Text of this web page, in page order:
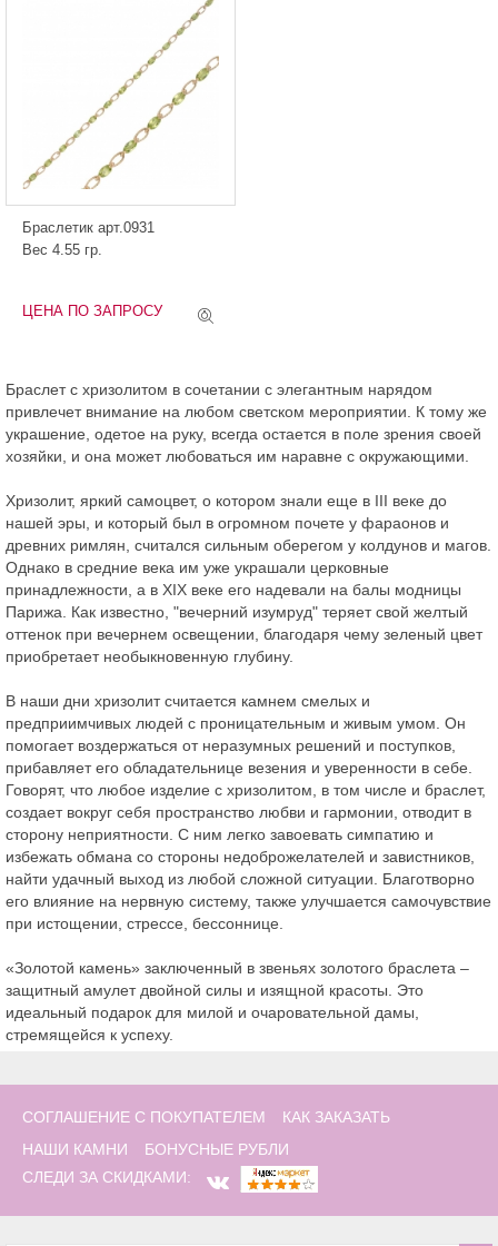
Браслетик арт.0931
Вес 4.55 гр.
ЦЕНА ПО ЗАПРОСУ
Браслет с хризолитом в сочетании с элегантным нарядом
привлечет внимание на любом светском мероприятии. К тому же
украшение, одетое на руку, всегда остается в поле зрения своей
хозяйки, и она может любоваться им наравне с окружающими.
Хризолит, яркий самоцвет, о котором знали еще в III веке до
нашей эры, и который был в огромном почете у фараонов и
древних римлян, считался сильным оберегом у колдунов и магов.
Однако в средние века им уже украшали церковные
принадлежности, а в XIX веке его надевали на балы модницы
Парижа. Как известно, "вечерний изумруд" теряет свой желтый
оттенок при вечернем освещении, благодаря чему зеленый цвет
приобретает необыкновенную глубину.
В наши дни хризолит считается камнем смелых и
предприимчивых людей с проницательным и живым умом. Он
помогает воздержаться от неразумных решений и поступков,
прибавляет его обладательнице везения и уверенности в себе.
Говорят, что любое изделие с хризолитом, в том числе и браслет,
создает вокруг себя пространство любви и гармонии, отводит в
сторону неприятности. С ним легко завоевать симпатию и
избежать обмана со стороны недоброжелателей и завистников,
найти удачный выход из любой сложной ситуации. Благотворно
его влияние на нервную систему, также улучшается самочувствие
при истощении, стрессе, бессоннице.
«Золотой камень» заключенный в звеньях золотого браслета –
защитный амулет двойной силы и изящной красоты. Это
идеальный подарок для милой и очаровательной дамы,
стремящейся к успеху.
СОГЛАШЕНИЕ С ПОКУПАТЕЛЕМ
КАК ЗАКАЗАТЬ
НАШИ КАМНИ
БОНУСНЫЕ РУБЛИ
СЛЕДИ ЗА СКИДКАМИ: